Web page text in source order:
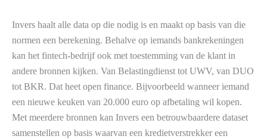
Invers haalt alle data op die nodig is en maakt op basis van die
normen een berekening. Behalve op iemands bankrekeningen
kan het fintech-bedrijf ook met toestemming van de klant in
andere bronnen kijken. Van Belastingdienst tot UWV, van DUO
tot BKR. Dat heet open finance. Bijvoorbeeld wanneer iemand
een nieuwe keuken van 20.000 euro op afbetaling wil kopen.
Met meerdere bronnen kan Invers een betrouwbaardere dataset
samenstellen op basis waarvan een kredietverstrekker een